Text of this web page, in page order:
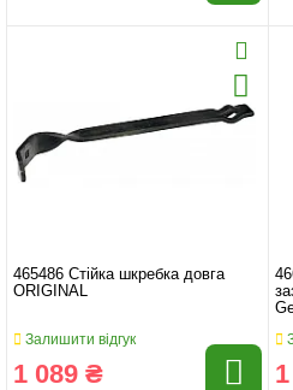
465486 Стійка шкребка довга
ORIGINAL
Залишити відгук
1 089 ₴